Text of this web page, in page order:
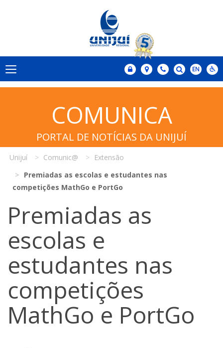
COMUNICA
PORTAL DE NOTÍCIAS DA UNIJUÍ
Unijuí Comunic@
Extensão
Premiadas as escolas e estudantes nas
competições MathGo e PortGo
Premiadas as
escolas e
estudantes nas
competições
MathGo e PortGo